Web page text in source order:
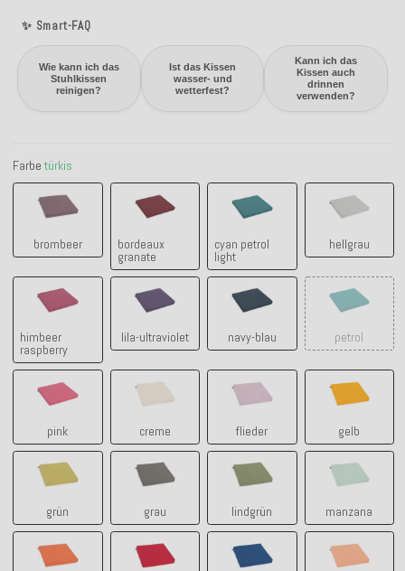
✨ Smart-FAQ
Wie kann ich das
Stuhlkissen
reinigen?
Ist das Kissen
wasser- und
wetterfest?
Kann ich das
Kissen auch
drinnen
verwenden?
Farbe türkis
brombeer
brombeer
bordeaux
granate
bordeaux granate
cyan petrol
light
cyan petrol light
hellgrau
hellgrau
himbeer
raspberry
himbeer raspberry
lila-ultraviolet
lila-ultraviolet
navy-blau
navy-blau
petrol
petrol
pink
pink
creme
creme
flieder
flieder
gelb
gelb
grün
grün
grau
grau
lindgrün
lindgrün
manzana
manzana
orange rot royal blau salmon